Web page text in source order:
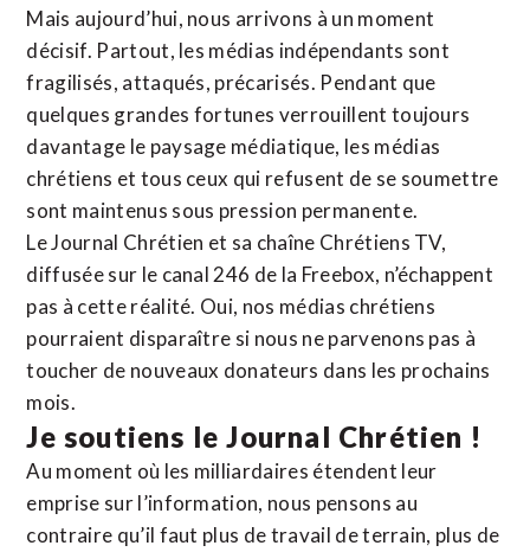
Mais aujourd’hui, nous arrivons à un moment
décisif. Partout, les médias indépendants sont
fragilisés, attaqués, précarisés. Pendant que
quelques grandes fortunes verrouillent toujours
davantage le paysage médiatique, les médias
chrétiens et tous ceux qui refusent de se soumettre
sont maintenus sous pression permanente.
Le Journal Chrétien et sa chaîne Chrétiens TV,
diffusée sur le canal 246 de la Freebox, n’échappent
pas à cette réalité. Oui, nos médias chrétiens
pourraient disparaître si nous ne parvenons pas à
toucher de nouveaux donateurs dans les prochains
mois.
Je soutiens le Journal Chrétien !
Au moment où les milliardaires étendent leur
emprise sur l’information, nous pensons au
contraire qu’il faut plus de travail de terrain, plus de